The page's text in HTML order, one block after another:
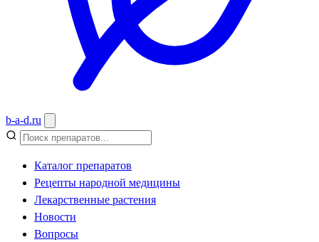
b-a-d.ru
Каталог препаратов
Рецепты народной медицины
Лекарственные растения
Новости
Вопросы